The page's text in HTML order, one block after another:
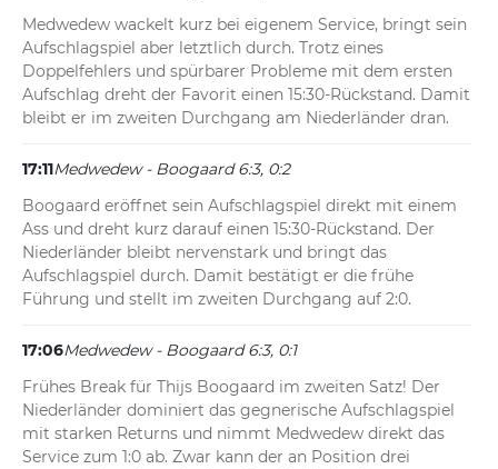
Medwedew wackelt kurz bei eigenem Service, bringt sein
Aufschlagspiel aber letztlich durch. Trotz eines
Doppelfehlers und spürbarer Probleme mit dem ersten
Aufschlag dreht der Favorit einen 15:30-Rückstand. Damit
bleibt er im zweiten Durchgang am Niederländer dran.
17:11Medwedew - Boogaard 6:3, 0:2
Boogaard eröffnet sein Aufschlagspiel direkt mit einem
Ass und dreht kurz darauf einen 15:30-Rückstand. Der
Niederländer bleibt nervenstark und bringt das
Aufschlagspiel durch. Damit bestätigt er die frühe
Führung und stellt im zweiten Durchgang auf 2:0.
17:06Medwedew - Boogaard 6:3, 0:1
Frühes Break für Thijs Boogaard im zweiten Satz! Der
Niederländer dominiert das gegnerische Aufschlagspiel
mit starken Returns und nimmt Medwedew direkt das
Service zum 1:0 ab. Zwar kann der an Position drei